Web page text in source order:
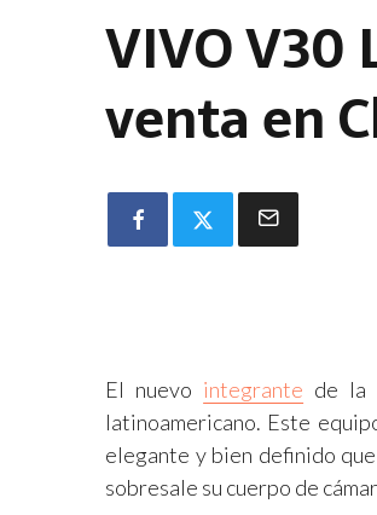
VIVO V30
venta en
El nuevo integrante de la
latinoamericano. Este
elegante y bien definido
sobresale su cuerpo de